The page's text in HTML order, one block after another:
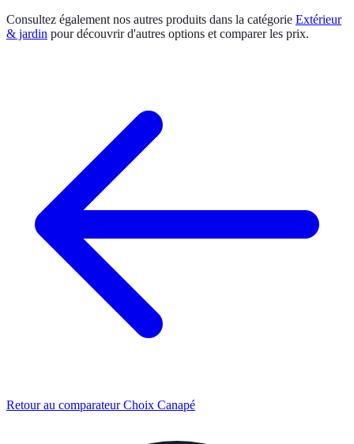
Consultez également nos autres produits dans la catégorie Extérieur
& jardin pour découvrir d'autres options et comparer les prix.
Retour au comparateur Choix Canapé